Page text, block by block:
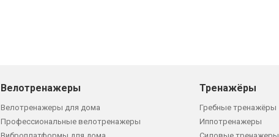
Велотренажеры
Велотренажеры для дома
Профессиональные велотренажеры
Тренажёры
Гребные тренажёры
Иппотренажеры